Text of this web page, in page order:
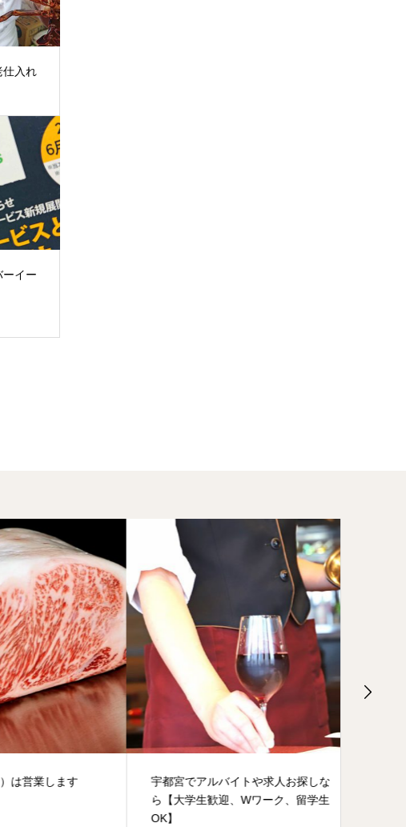
仕入れ
ーイー
業します
宇都宮でアルバイトや求人お探しな
ら【大学生歓迎、Wワーク、留学生
OK】